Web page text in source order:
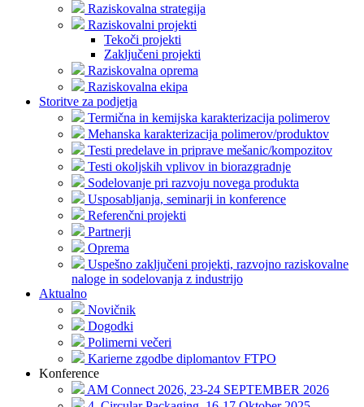
Raziskovalna strategija
Raziskovalni projekti
Tekoči projekti
Zaključeni projekti
Raziskovalna oprema
Raziskovalna ekipa
Storitve za podjetja
Termična in kemijska karakterizacija polimerov
Mehanska karakterizacija polimerov/produktov
Testi predelave in priprave mešanic/kompozitov
Testi okoljskih vplivov in biorazgradnje
Sodelovanje pri razvoju novega produkta
Usposabljanja, seminarji in konference
Referenčni projekti
Partnerji
Oprema
Uspešno zaključeni projekti, razvojno raziskovalne
naloge in sodelovanja z industrijo
Aktualno
Novičnik
Dogodki
Polimerni večeri
Karierne zgodbe diplomantov FTPO
Konference
AM Connect 2026, 23-24 SEPTEMBER 2026